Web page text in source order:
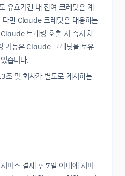
유효기간 내 잔여 크레딧은 계
다만 Claude 크레딧은 대응하는
트래킹 호출 시 즉시 차
기능은 Claude 크레딧을 보유
습니다.
조 및 회사가 별도로 게시하는
비스 결제 후 7일 이내에 서비